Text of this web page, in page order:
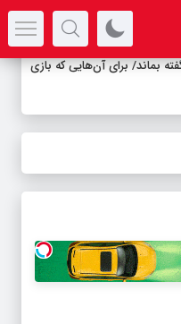
بماند/ برای آن‌هایی که بازی